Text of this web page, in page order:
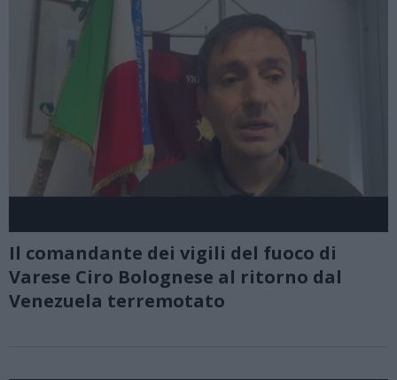
Il comandante dei vigili del fuoco di
Varese Ciro Bolognese al ritorno dal
Venezuela terremotato